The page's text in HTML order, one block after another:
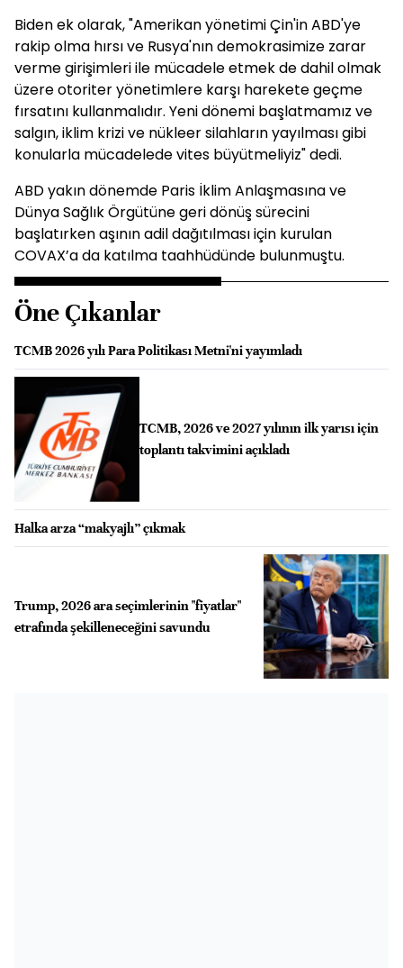
Biden ek olarak, "Amerikan yönetimi Çin'in ABD'ye
rakip olma hırsı ve Rusya'nın demokrasimize zarar
verme girişimleri ile mücadele etmek de dahil olmak
üzere otoriter yönetimlere karşı harekete geçme
fırsatını kullanmalıdır. Yeni dönemi başlatmamız ve
salgın, iklim krizi ve nükleer silahların yayılması gibi
konularla mücadelede vites büyütmeliyiz" dedi.
ABD yakın dönemde Paris İklim Anlaşmasına ve
Dünya Sağlık Örgütüne geri dönüş sürecini
başlatırken aşının adil dağıtılması için kurulan
COVAX’a da katılma taahhüdünde bulunmuştu.
Öne Çıkanlar
TCMB 2026 yılı Para Politikası Metni'ni yayımladı
TCMB, 2026 ve 2027 yılının ilk yarısı için
toplantı takvimini açıkladı
Halka arza “makyajlı” çıkmak
Trump, 2026 ara seçimlerinin "fiyatlar"
etrafında şekilleneceğini savundu